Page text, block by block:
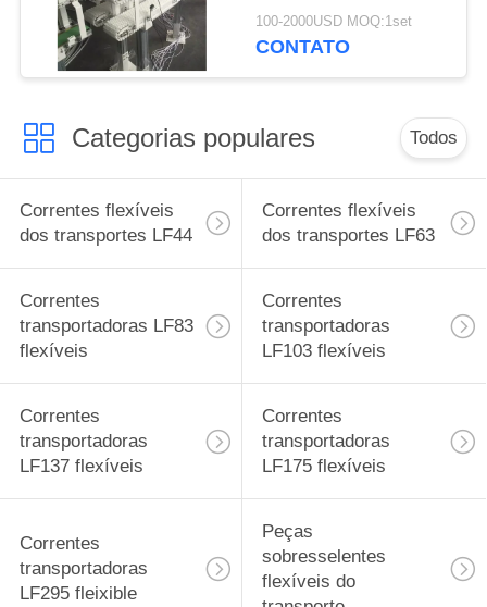
de engarrafamento
fabricante
100-2000USD MOQ:1set
CONTATO
Categorias populares Todos
Correntes flexíveis
dos transportes LF44
Correntes flexíveis
dos transportes LF63
Correntes
transportadoras LF83
flexíveis
Correntes
transportadoras
LF103 flexíveis
Correntes
transportadoras
LF137 flexíveis
Correntes
transportadoras
LF175 flexíveis
Correntes
transportadoras
LF295 fleixible
Peças
sobresselentes
flexíveis do